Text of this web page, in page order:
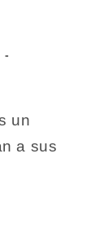
un
a sus